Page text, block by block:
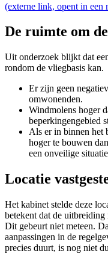
(externe link, opent in een
De ruimte om
Uit onderzoek blijkt dat
rondom de vliegbasis kan.
Er zijn geen
omwonenden.
Windmolens hoger
beperkingengebied
Als er in binnen het
hoger te bouwen
een onveilige
Locatie
Het kabinet stelde deze
betekent dat de
Dit gebeurt niet meteen.
aanpassingen in de
precies duurt, is nog niet